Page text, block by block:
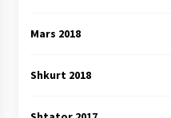
Mars 2018
Shkurt 2018